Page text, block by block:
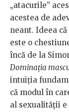
„atacurile”
acestea de
neant. Ideea
este o
încă de la
Dominația
intuiția
că modul în
al sexualității